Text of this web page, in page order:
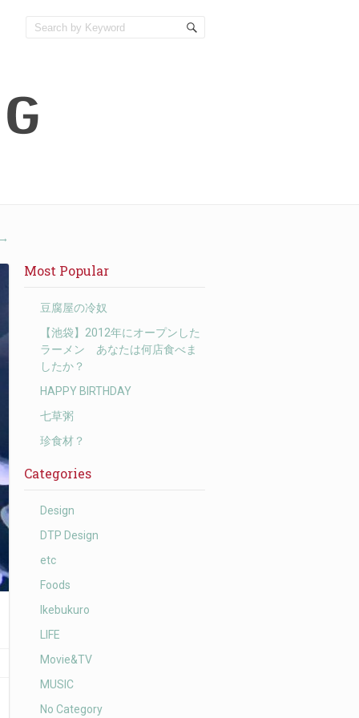
Most Popular
豆腐屋の冷奴
【池袋】2012年にオープンした
ラーメン あなたは何店食べま
したか？
HAPPY BIRTHDAY
七草粥
珍食材？
Categories
Design
DTP Design
etc
Foods
Ikebukuro
LIFE
Movie&TV
MUSIC
No Category